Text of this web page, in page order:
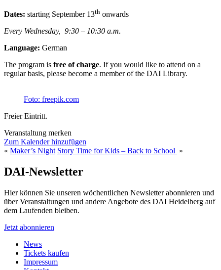
Dates: starting September 13th onwards
Every Wednesday, 9:30 – 10:30 a.m.
Language: German
The program is free of charge. If you would like to attend on a
regular basis, please become a member of the DAI Library.
Foto: freepik.com
Freier Eintritt.
Veranstaltung merken
Zum Kalender hinzufügen
« Maker’s Night Story Time for Kids – Back to School »
DAI-Newsletter
Hier können Sie unseren wöchentlichen Newsletter abonnieren und
über Veranstaltungen und andere Angebote des DAI Heidelberg auf
dem Laufenden bleiben.
Jetzt abonnieren
News
Tickets kaufen
Impressum